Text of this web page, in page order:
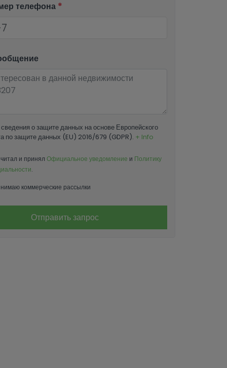
телефона *
о защите данных на основе Европейского
по защите данных (EU) 2016/679 (GDPR). + Info
и принял Официальное уведомление и Политику
.
коммерческие рассылки
Отправить запрос